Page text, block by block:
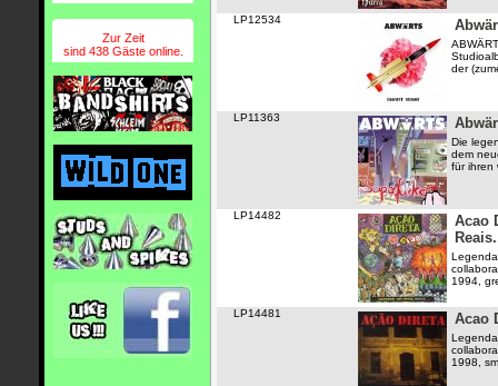
Zur Zeit
sind 438 Gäste online.
LP12534
der
LP11363
Die
dem
für ihren
LP14482
Acao
1994,
LP14481 Acao
1998,